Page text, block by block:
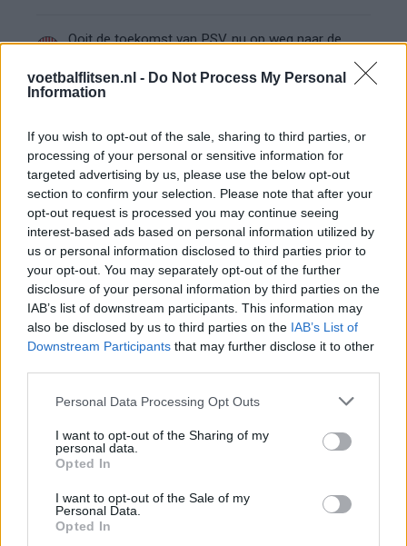
voetbalflitsen.nl - Do Not Process My Personal
Information
If you wish to opt-out of the sale, sharing to third parties, or
processing of your personal or sensitive information for
targeted advertising by us, please use the below opt-out
section to confirm your selection. Please note that after your
opt-out request is processed you may continue seeing
interest-based ads based on personal information utilized by
us or personal information disclosed to third parties prior to
your opt-out. You may separately opt-out of the further
disclosure of your personal information by third parties on the
IAB’s list of downstream participants. This information may
also be disclosed by us to third parties on the IAB’s List of
Downstream Participants that may further disclose it to other
Personal Data Processing Opt Outs
I want to opt-out of the Sharing of my
personal data.
Opted In
I want to opt-out of the Sale of my
Personal Data.
Opted In
Ooit de toekomst van PSV, nu op weg naar de
Transferclausule Joey Veerman uitgelegd: voor
dit bedrag kan PSV'er vertrekken
Dit ziet de Belgische voetbalbond in Mark van
Bommel als nieuwe bondscoach
Nieuw spoor voor PSV: Kostic duikt op als
serieuze optie
van Internazionale
kapt interview abrupt af
League? PSV en Feyenoord weten dan hun
tegenstanders